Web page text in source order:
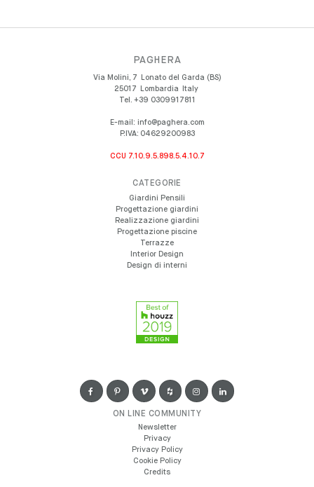
PAGHERA
Via Molini, 7
Lonato del Garda (BS)
25017
Lombardia
Italy
Tel. +39 0309917811
E-mail: info@paghera.com
P.IVA: 04629200983
CCU 7.10.9.5.898.5.4.10.7
CATEGORIE
Giardini Pensili
Progettazione giardini
Realizzazione giardini
Progettazione piscine
Terrazze
Interior Design
Design di interni
ON LINE COMMUNITY
Newsletter
Privacy
Privacy Policy
Cookie Policy
Credits